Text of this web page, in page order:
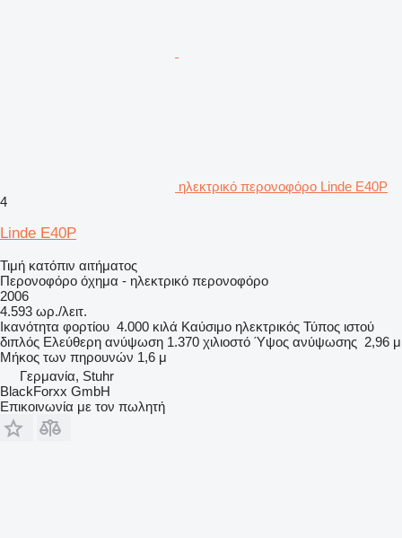
ηλεκτρικό περονοφόρο Linde E40P
4
Linde E40P
Τιμή κατόπιν αιτήματος
Περονοφόρο όχημα - ηλεκτρικό περονοφόρο
2006
4.593 ωρ./λειτ.
Ικανότητα φορτίου 4.000 κιλά Καύσιμο ηλεκτρικός Τύπος ιστού
διπλός Ελεύθερη ανύψωση 1.370 χιλιοστό Ύψος ανύψωσης 2,96 μ
Μήκος των πηρουνών 1,6 μ
Γερμανία, Stuhr
BlackForxx GmbH
Επικοινωνία με τον πωλητή